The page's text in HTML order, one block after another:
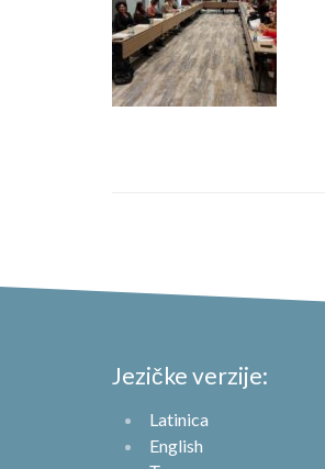
Jezičke verzije:
Latinica
English